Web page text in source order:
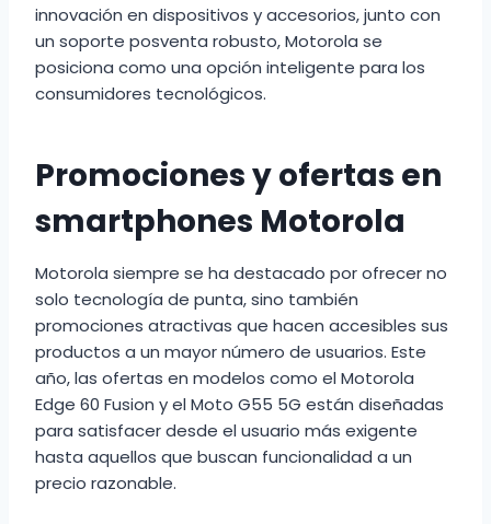
innovación en dispositivos y accesorios, junto con
un soporte posventa robusto, Motorola se
posiciona como una opción inteligente para los
consumidores tecnológicos.
Promociones y ofertas en
smartphones Motorola
Motorola siempre se ha destacado por ofrecer no
solo tecnología de punta, sino también
promociones atractivas que hacen accesibles sus
productos a un mayor número de usuarios. Este
año, las ofertas en modelos como el Motorola
Edge 60 Fusion y el Moto G55 5G están diseñadas
para satisfacer desde el usuario más exigente
hasta aquellos que buscan funcionalidad a un
precio razonable.